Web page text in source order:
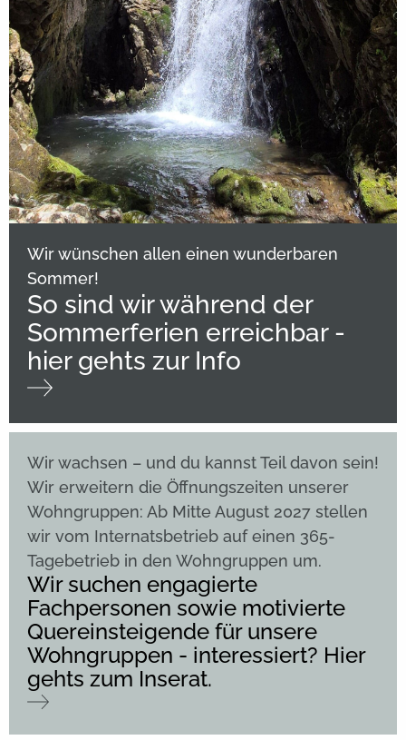
Wir wünschen allen einen wunderbaren
Sommer!
So sind wir während der
Sommerferien erreichbar -
hier gehts zur Info
Wir wachsen – und du kannst Teil davon sein!
Wir erweitern die Öffnungszeiten unserer
Wohngruppen: Ab Mitte August 2027 stellen
wir vom Internatsbetrieb auf einen 365-
Tagebetrieb in den Wohngruppen um.
Wir suchen engagierte
Fachpersonen sowie motivierte
Quereinsteigende für unsere
Wohngruppen - interessiert? Hier
gehts zum Inserat.